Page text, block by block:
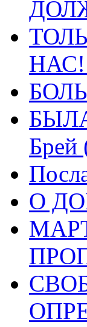
НАС!
Брей
О